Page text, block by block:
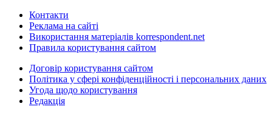
Контакти
Реклама на сайті
Використання матеріалів korrespondent.net
Правила користування сайтом
Договір користування сайтом
Політика у сфері конфіденційності і персональних даних
Угода щодо користування
Редакція